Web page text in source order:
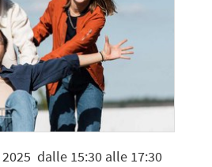
2025 dalle 15:30 alle 17:30